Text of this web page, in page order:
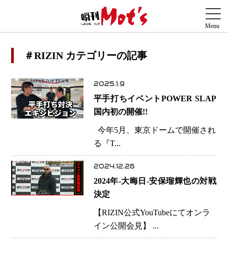
＃RIZIN カテゴリーの記事
2025.1.9
平手打ちイベントPOWER SLAP
国内初の開催!!
今年5月、東京ドームで開催され
る『T...
2024.12.26
2024年-大晦日-安保瑠輝也の対戦
決定
【RIZIN公式YouTubeにてオンラ
イン公開会見】 ...